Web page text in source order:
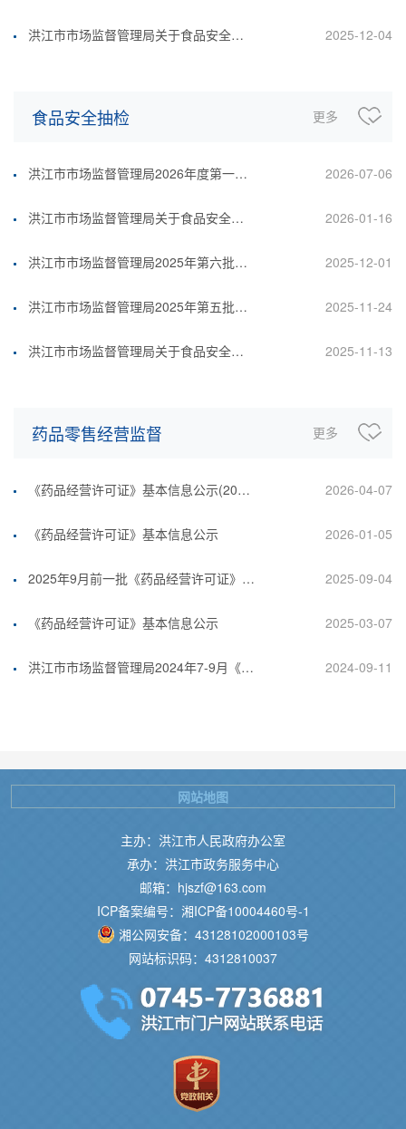
洪江市市场监督管理局关于食品安全监督抽检2批次不合格食品风险控制和核查处置完成情况的公示(2025.12.04) 2025-12-04
食品安全抽检 更多
洪江市市场监督管理局2026年度第一批食品及食用农产品监督抽检结果汇总表 2026-07-06
洪江市市场监督管理局关于食品安全监督抽检2批次不合格食品风险控制和核查处置完成情况的公示(2026.1.16) 2026-01-16
洪江市市场监督管理局2025年第六批次食品及食用农产品监督抽检结果汇总表 2025-12-01
洪江市市场监督管理局2025年第五批次食品及食用农产品监督抽检结果汇总表 2025-11-24
洪江市市场监督管理局关于食品安全监督抽检5批次不合格食品风险控制和核查处置完成情况的公示(2025.11.13) 2025-11-13
药品零售经营监督 更多
《药品经营许可证》基本信息公示(2026年1-3月） 2026-04-07
《药品经营许可证》基本信息公示 2026-01-05
2025年9月前一批《药品经营许可证》基本信息公示 2025-09-04
《药品经营许可证》基本信息公示 2025-03-07
洪江市市场监督管理局2024年7-9月《药品经营许可证》基本信息公示 2024-09-11
主办：洪江市人民政府办公室
承办：洪江市政务服务中心
邮箱：hjszf@163.com
ICP备案编号：湘ICP备10004460号-1
湘公网安备：43128102000103号
网站标识码：4312810037
网站地图